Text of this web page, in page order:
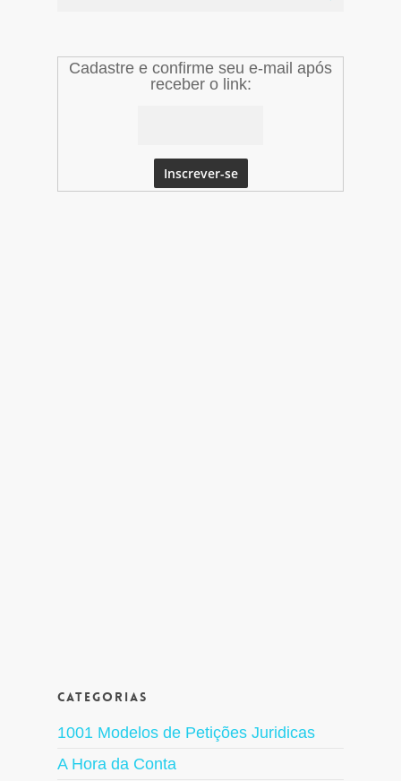
Cadastre e confirme seu e-mail após
receber o link:
Categorias
1001 Modelos de Petições Juridicas
A Hora da Conta